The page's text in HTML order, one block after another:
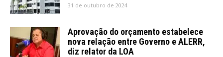
31 de outubro de 2024
Aprovação do orçamento estabelece
nova relação entre Governo e ALERR,
diz relator da LOA